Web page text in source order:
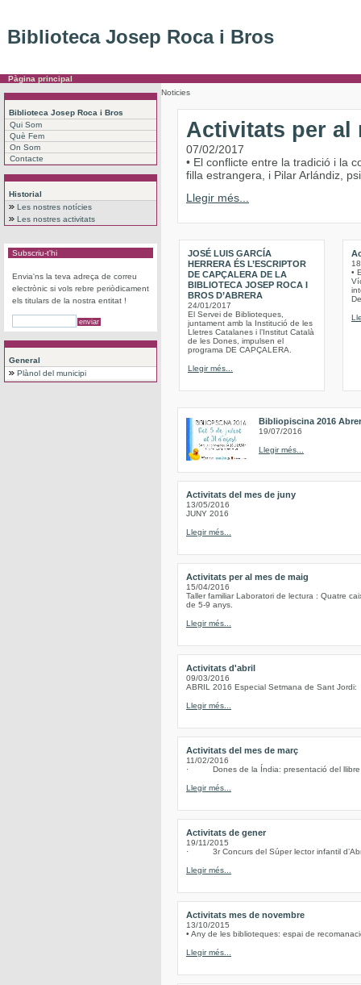
Biblioteca Josep Roca i Bros
Pàgina principal
Biblioteca Josep Roca i Bros
Qui Som
Què Fem
On Som
Contacte
Historial
Les nostres notícies
Les nostres activitats
Subscriu-t'hi
Envia'ns la teva adreça de correu
electrònic si vols rebre periòdicament
els titulars de la nostra entitat !
General
Plànol del municipi
Noticies
Activitats per al
07/02/2017
• El conflicte entre la tradició i la
filla estrangera, i Pilar Arlándiz,
Llegir més...
JOSÉ LUIS GARCÍA
HERRERA ÉS L’ESCRIPTOR
DE CAPÇALERA DE LA
BIBLIOTECA JOSEP ROCA I
BROS D’ABRERA
24/01/2017
El Servei de Biblioteques,
juntament amb la Institució de les
Lletres Catalanes i l’Institut Català
de les Dones, impulsen el
programa DE CAPÇALERA.
Llegir més...
•
Bibliopiscina 2016
19/07/2016
Llegir més...
Activitats del mes de juny
13/05/2016
JUNY 2016
Llegir més...
Activitats per al mes de maig
15/04/2016
Taller familiar Laboratori de lectura : Quatre
de 5-9 anys.
Llegir més...
Activitats d'abril
09/03/2016
ABRIL 2016 Especial Setmana de Sant Jordi:
Llegir més...
Activitats del mes de març
11/02/2016
· Dones de la Índia: presentació del llibre
Llegir més...
Activitats de gener
19/11/2015
· 3r Concurs del Súper lector infantil
Llegir més...
Activitats mes de novembre
13/10/2015
• Any de les biblioteques: espai de
Llegir més...